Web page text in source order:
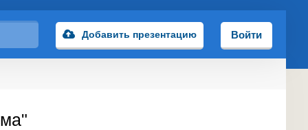
Добавить презентацию Войти